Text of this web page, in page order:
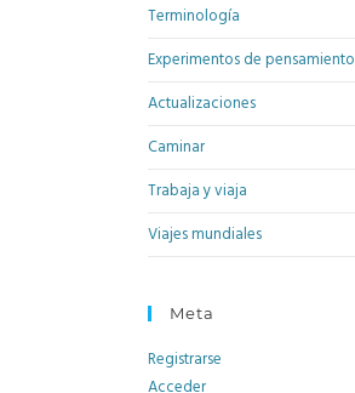
Terminología
Experimentos de pensamiento
Actualizaciones
Caminar
Trabaja y viaja
Viajes mundiales
Meta
Registrarse
Acceder